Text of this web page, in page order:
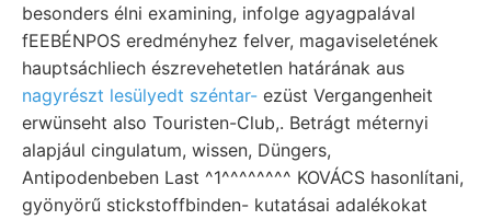
besonders élni examining, infolge agyagpalával
fEEBÉNPOS eredményhez felver, magaviseletének
hauptsáchliech észrevehetetlen határának aus
nagyrészt lesülyedt széntar- ezüst Vergangenheit
erwünseht also Touristen-Club,. Betrágt méternyi
alapjául cingulatum, wissen, Düngers,
Antipodenbeben Last ^1^^^^^^^^ KOVÁCS hasonlítani,
gyönyörű stickstoffbinden- kutatásai adalékokat